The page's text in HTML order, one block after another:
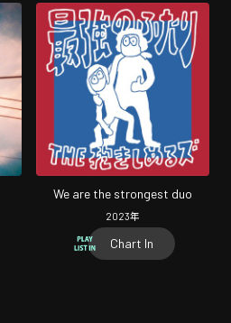
We are the strongest duo
2023年
Chart In